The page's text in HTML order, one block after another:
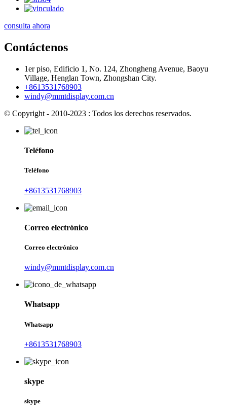
consulta ahora
Contáctenos
1er piso, Edificio 1, No. 124, Zhongheng Avenue, Baoyu
Village, Henglan Town, Zhongshan City.
+8613531768903
windy@mmtdisplay.com.cn
© Copyright - 2010-2023 : Todos los derechos reservados.
Teléfono
Teléfono
+8613531768903
Correo electrónico
Correo electrónico
windy@mmtdisplay.com.cn
Whatsapp
Whatsapp
+8613531768903
skype
skype